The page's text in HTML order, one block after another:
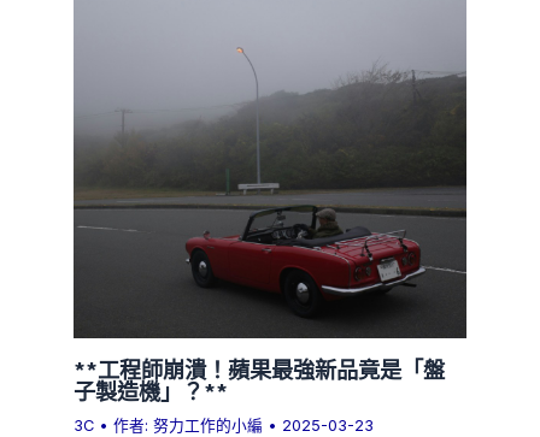
**工程師崩潰！蘋果最強新品竟是「盤
子製造機」？**
3C • 作者:努力工作的小編 • 2025-03-23